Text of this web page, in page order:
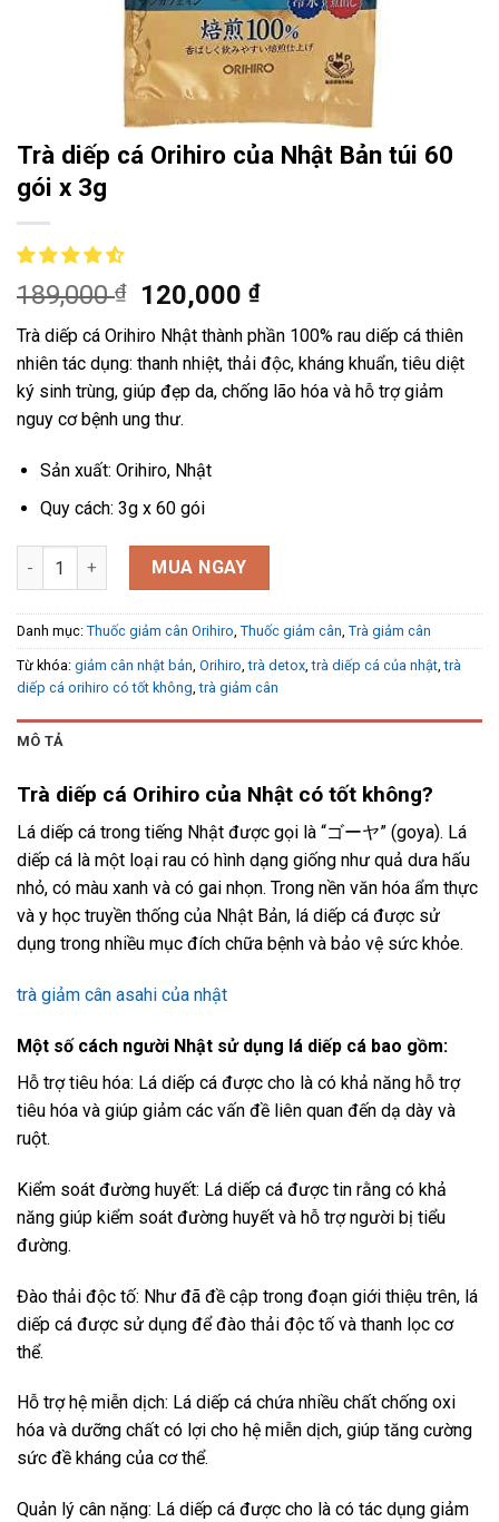
Trà diếp cá Orihiro của Nhật Bản túi 60
gói x 3g
189,000₫ 120,000₫
Trà diếp cá Orihiro Nhật thành phần 100% rau diếp cá thiên
nhiên tác dụng: thanh nhiệt, thải độc, kháng khuẩn, tiêu diệt
ký sinh trùng, giúp đẹp da, chống lão hóa và hỗ trợ giảm
nguy cơ bệnh ung thư.
Sản xuất: Orihiro, Nhật
Quy cách: 3g x 60 gói
Trà diếp cá Orihiro của Nhật Bản túi 60 gói x 3g số lượng
MUA NGAY
Danh mục: Thuốc giảm cân Orihiro, Thuốc giảm cân, Trà giảm cân
Từ khóa: giảm cân nhật bản, Orihiro,trà detox,trà diếp cá của nhật,trà
diếp cá orihiro có tốt không,trà giảm cân
MÔ TẢ
Trà diếp cá Orihiro của Nhật có tốt không?
Lá diếp cá trong tiếng Nhật được gọi là “ゴーヤ” (goya). Lá
diếp cá là một loại rau có hình dạng giống như quả dưa hấu
nhỏ, có màu xanh và có gai nhọn. Trong nền văn hóa ẩm thực
và y học truyền thống của Nhật Bản, lá diếp cá được sử
dụng trong nhiều mục đích chữa bệnh và bảo vệ sức khỏe.
trà giảm cân asahi của nhật
Một số cách người Nhật sử dụng lá diếp cá bao gồm:
Hỗ trợ tiêu hóa: Lá diếp cá được cho là có khả năng hỗ trợ
tiêu hóa và giúp giảm các vấn đề liên quan đến dạ dày và
ruột.
Kiểm soát đường huyết: Lá diếp cá được tin rằng có khả
năng giúp kiểm soát đường huyết và hỗ trợ người bị tiểu
đường.
Đào thải độc tố: Như đã đề cập trong đoạn giới thiệu trên, lá
diếp cá được sử dụng để đào thải độc tố và thanh lọc cơ
thể.
Hỗ trợ hệ miễn dịch: Lá diếp cá chứa nhiều chất chống oxi
hóa và dưỡng chất có lợi cho hệ miễn dịch, giúp tăng cường
sức đề kháng của cơ thể.
Quản lý cân nặng: Lá diếp cá được cho là có tác dụng giảm